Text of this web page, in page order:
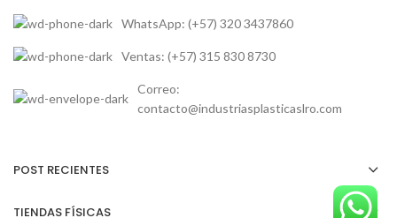
WhatsApp: (+57) 320 3437860
Ventas: (+57) 315 830 8730
Correo:
contacto@industriasplasticaslro.com
POST RECIENTES
TIENDAS FÍSICAS